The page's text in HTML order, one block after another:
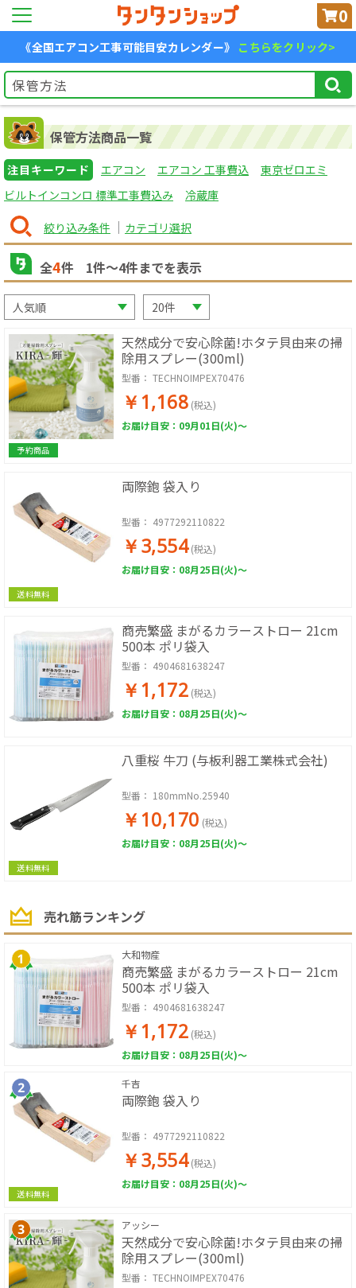
0
《全国エアコン工事可能目安カレンダー》 こちらをクリック>
保管方法商品一覧
注目キーワード エアコン エアコン 工事費込
東京ゼロエミ
ビルトインコンロ 標準工事費込み
冷蔵庫
絞り込み条件 カテゴリ選択
全4件 1件〜4件までを表示
予約商品
天然成分で安心除菌!ホタテ貝由来の掃
除用スプレー(300ml)
型番： TECHNOIMPEX70476
￥1,168 (税込)
お届け目安：09月01日(火)～
送料無料
両際鉋 袋入り
型番： 4977292110822
￥3,554 (税込)
お届け目安：08月25日(火)～
商売繁盛 まがるカラーストロー 21cm
500本 ポリ袋入
型番： 4904681638247
￥1,172 (税込)
お届け目安：08月25日(火)～
送料無料
八重桜 牛刀 (与板利器工業株式会社)
型番： 180mmNo.25940
￥10,170 (税込)
お届け目安：08月25日(火)～
売れ筋ランキング
大和物産
商売繁盛 まがるカラーストロー 21cm
500本 ポリ袋入
型番： 4904681638247
￥1,172 (税込)
お届け目安：08月25日(火)～
送料無料
千吉
両際鉋 袋入り
型番： 4977292110822
￥3,554 (税込)
お届け目安：08月25日(火)～
アッシー
天然成分で安心除菌!ホタテ貝由来の掃
除用スプレー(300ml)
型番： TECHNOIMPEX70476